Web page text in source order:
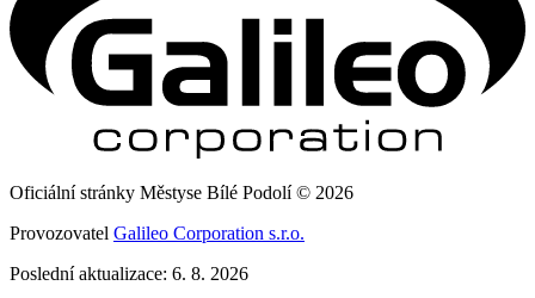
Oficiální stránky Městyse Bílé Podolí © 2026
Provozovatel Galileo Corporation s.r.o.
Poslední aktualizace: 6. 8. 2026